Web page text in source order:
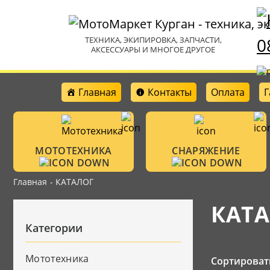
ТЕХНИКА, ЭКИПИРОВКА, ЗАПЧАСТИ,
АКСЕССУАРЫ И МНОГОЕ ДРУГОЕ
Главная Контакты Оплата
МОТОТЕХНИКА
Велотехника
СНАРЯЖЕНИЕ
Аксессуары
Защитная
Главная - КАТАЛОГ
Категории
Мототехника